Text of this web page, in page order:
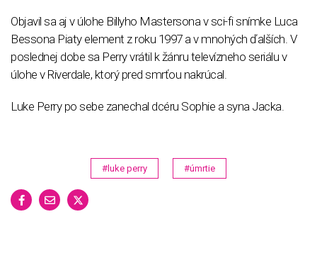
Objavil sa aj v úlohe Billyho Mastersona v sci-fi snímke Luca
Bessona Piaty element z roku 1997 a v mnohých ďalších. V
poslednej dobe sa Perry vrátil k žánru televízneho seriálu v
úlohe v Riverdale, ktorý pred smrťou nakrúcal.
Luke Perry po sebe zanechal dcéru Sophie a syna Jacka.
#luke perry #úmrtie